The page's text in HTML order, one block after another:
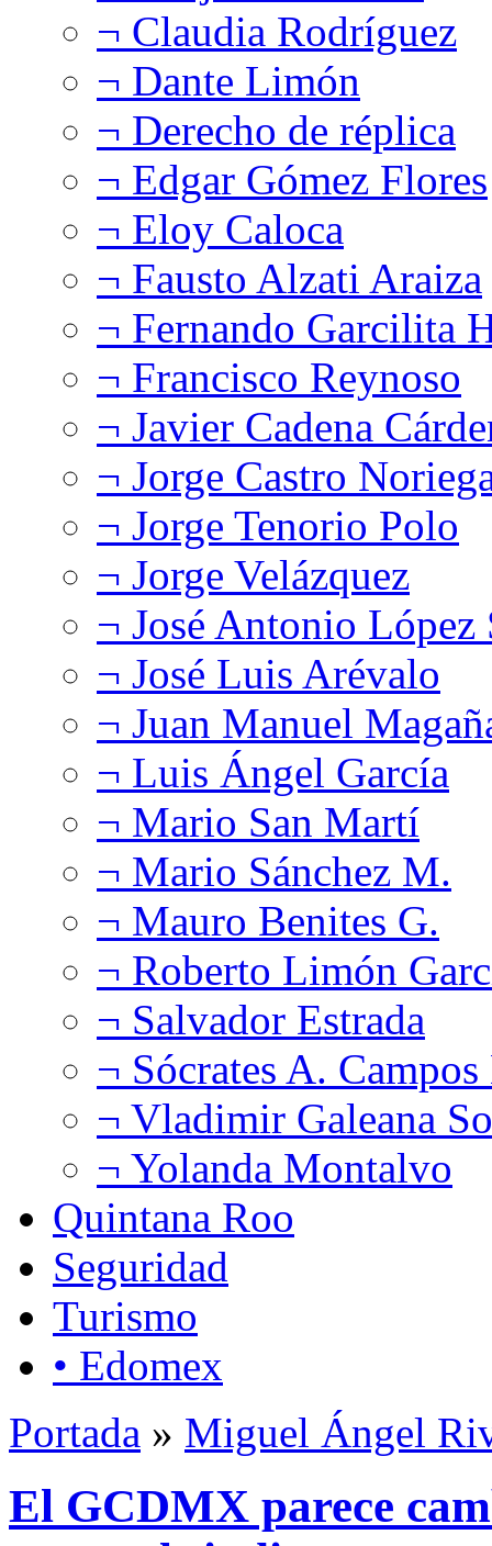
¬ Claudia Rodríguez
¬ Dante Limón
¬ Derecho de réplica
¬ Edgar Gómez Flores
¬ Eloy Caloca
¬ Fausto Alzati Araiza
¬ Fernando Garcilita
¬ Francisco Reynoso
¬ Javier Cadena
¬ Jorge Castro
¬ Jorge Tenorio Polo
¬ Jorge Velázquez
¬ José Antonio López
¬ José Luis Arévalo
¬ Juan Manuel
¬ Luis Ángel García
¬ Mario San Martí
¬ Mario Sánchez M.
¬ Mauro Benites G.
¬ Roberto Limón
¬ Salvador Estrada
¬ Sócrates A.
¬ Vladimir Galeana
¬ Yolanda Montalvo
Quintana Roo
Seguridad
Turismo
• Edomex
Portada » Miguel Ángel
El GCDMX parece